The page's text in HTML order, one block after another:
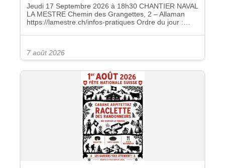
Jeudi 17 Septembre 2026 à 18h30 CHANTIER NAVAL
LA MESTRE Chemin des Grangettes, 2 – Allaman
https://lamestre.ch/infos-pratiques Ordre du jour :…
7 août 2026